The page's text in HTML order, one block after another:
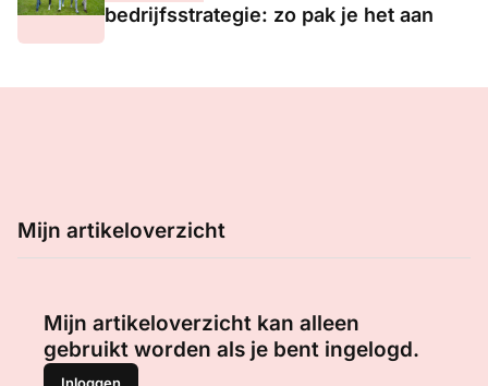
bedrijfsstrategie: zo pak je het aan
Mijn artikeloverzicht
Mijn artikeloverzicht kan alleen
gebruikt worden als je bent ingelogd.